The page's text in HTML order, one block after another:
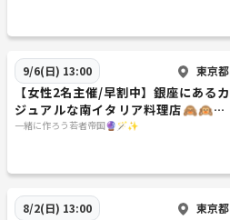
9/6(日) 13:00 東京都
【女性2名主催/早割中】銀座にあるカ
ジュアルな南イタリア料理店🙈🙉🙊
🥂🇮🇹🌿に行こう✨✨20代30代限定
一緒に作ろう若者帝国🔮🪄︎︎✨
8/2(日) 13:00 東京都